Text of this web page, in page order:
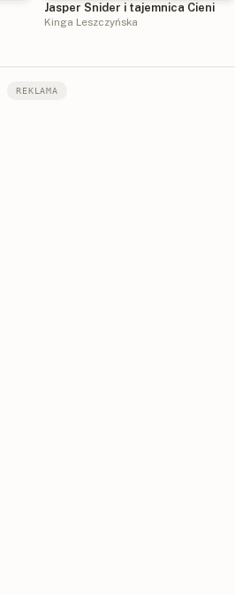
Jasper Snider i tajemnica Cieni
Kinga Leszczyńska
REKLAMA